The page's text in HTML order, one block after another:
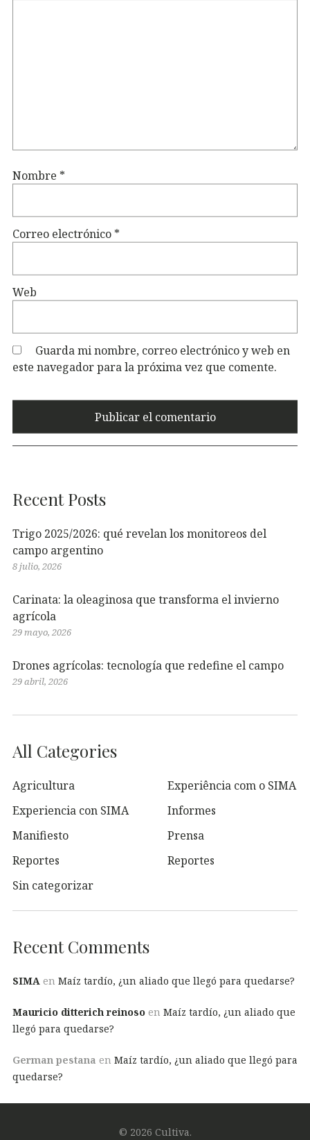
Nombre *
Correo electrónico *
Web
Guarda mi nombre, correo electrónico y web en
este navegador para la próxima vez que comente.
Recent Posts
Trigo 2025/2026: qué revelan los monitoreos del
campo argentino
8 julio, 2026
Carinata: la oleaginosa que transforma el invierno
agrícola
29 mayo, 2026
Drones agrícolas: tecnología que redefine el campo
29 abril, 2026
All Categories
Agricultura
Experiência com o SIMA
Experiencia con SIMA
Informes
Manifiesto
Prensa
Reportes
Reportes
Sin categorizar
Recent Comments
SIMA en Maíz tardío, ¿un aliado que llegó para quedarse?
Mauricio ditterich reinoso en Maíz tardío, ¿un aliado que
llegó para quedarse?
German pestana en Maíz tardío, ¿un aliado que llegó para
quedarse?
© 2026 Cultiva.